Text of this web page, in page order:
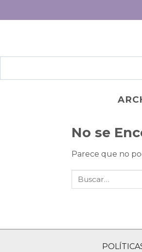
No se
Parece que no